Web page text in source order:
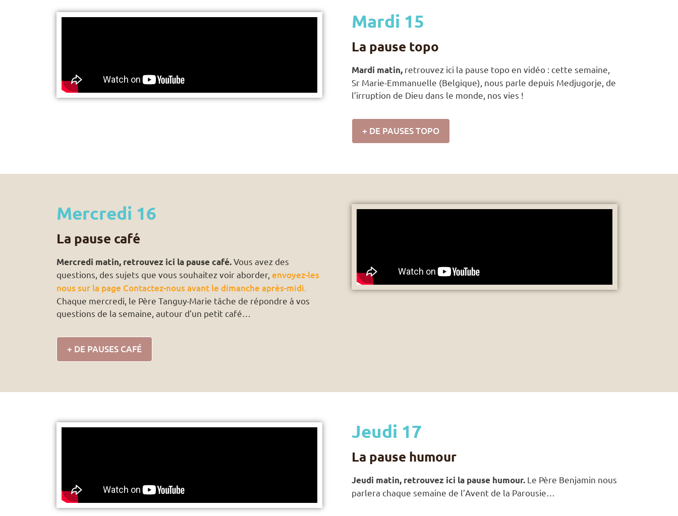
Mardi 15
La pause topo
Mardi matin, retrouvez ici la pause topo en vidéo : cette semaine,
Sr Marie-Emmanuelle (Belgique), nous parle depuis Medjugorje, de
l’irruption de Dieu dans le monde, nos vies !
+ DE PAUSES TOPO
Mercredi 16
La pause café
Mercredi matin, retrouvez ici la pause café.Vous avez des
questions, des sujets que vous souhaitez voir aborder, envoyez-les
nous sur la page Contactez-nous avant le dimanche après-midi.
Chaque mercredi, le Père Tanguy-Marie tâche de répondre à vos
questions de la semaine, autour d’un petit café…
+ DE PAUSES CAFÉ
Jeudi 17
La pause humour
Jeudi matin, retrouvez ici la pause humour. Le Père Benjamin nous
parlera chaque semaine de l’Avent de la Parousie…